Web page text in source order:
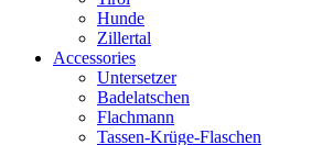
Hunde
Zillertal
Accessories
Untersetzer
Badelatschen
Flachmann
Tassen-Krüge-Flaschen